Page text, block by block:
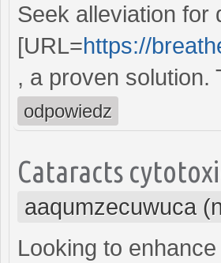
Seek alleviation for
[URL=https://
, a proven solution.
odpowiedz
Cataracts
aaqumzecuwuca
Looking to